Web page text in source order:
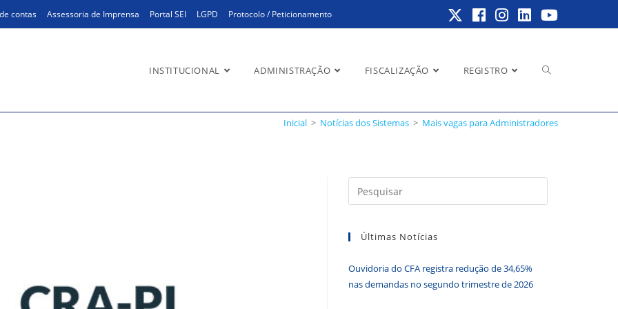
contas Assessoria de Imprensa Portal SEI LGPD Protocolo / Peticionamento
INSTITUCIONAL ADMINISTRAÇÃO FISCALIZAÇÃO REGISTRO Alternar
do
Inicial > Notícias dos Sistemas > Mais vagas para Administradores
a
Últimas Notícias
Ouvidoria do CFA registra redução de 34,65%
nas demandas no segundo trimestre de 2026